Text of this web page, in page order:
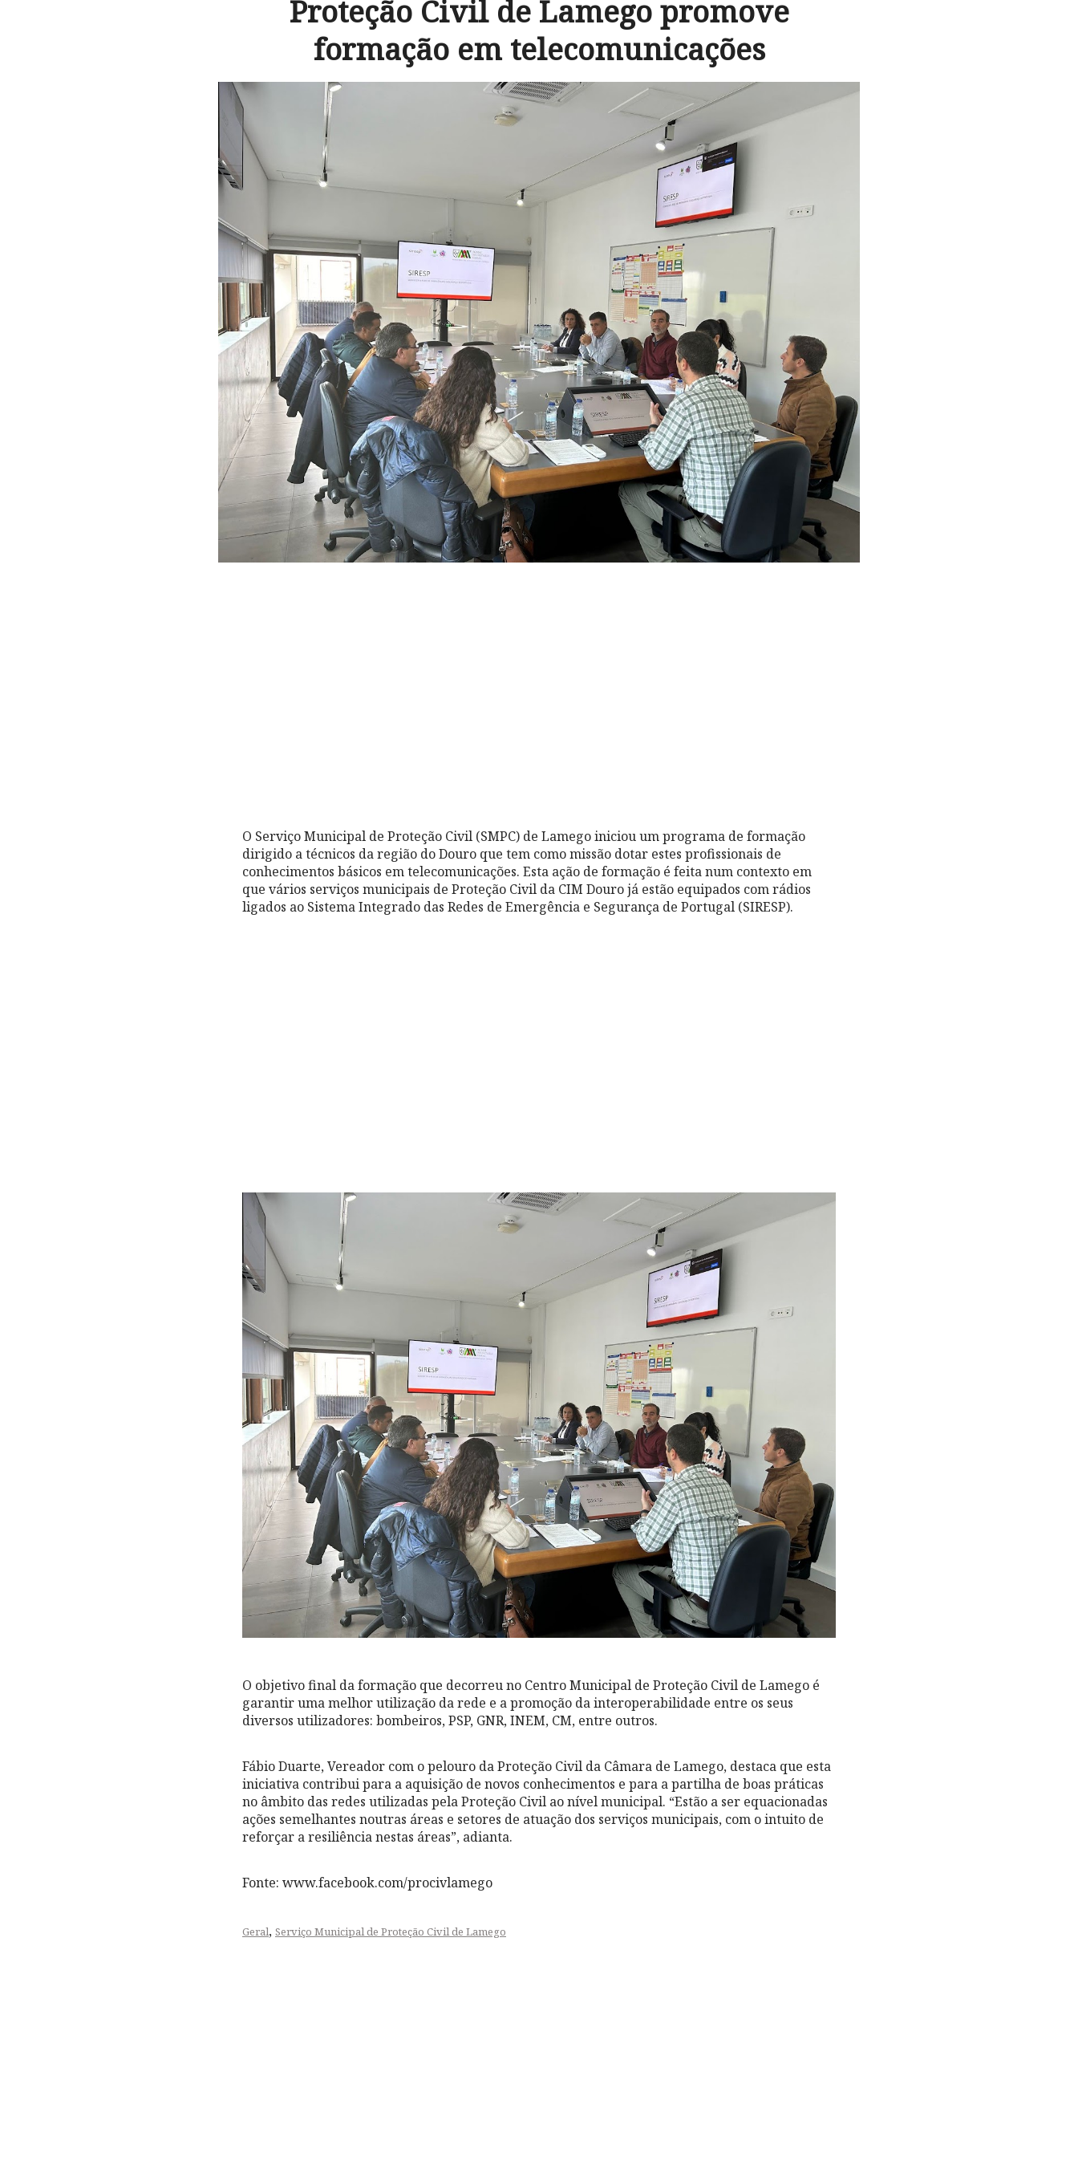
Proteção Civil de Lamego promove
formação em telecomunicações
O Serviço Municipal de Proteção Civil (SMPC) de Lamego iniciou um programa de formação
dirigido a técnicos da região do Douro que tem como missão dotar estes profissionais de
conhecimentos básicos em telecomunicações. Esta ação de formação é feita num contexto em
que vários serviços municipais de Proteção Civil da CIM Douro já estão equipados com rádios
ligados ao Sistema Integrado das Redes de Emergência e Segurança de Portugal (SIRESP).
O objetivo final da formação que decorreu no Centro Municipal de Proteção Civil de Lamego é
garantir uma melhor utilização da rede e a promoção da interoperabilidade entre os seus
diversos utilizadores: bombeiros, PSP, GNR, INEM, CM, entre outros.
Fábio Duarte, Vereador com o pelouro da Proteção Civil da Câmara de Lamego, destaca que esta
iniciativa contribui para a aquisição de novos conhecimentos e para a partilha de boas práticas
no âmbito das redes utilizadas pela Proteção Civil ao nível municipal. “Estão a ser equacionadas
ações semelhantes noutras áreas e setores de atuação dos serviços municipais, com o intuito de
reforçar a resiliência nestas áreas”, adianta.
Fonte: www.facebook.com/procivlamego
Geral, Serviço Municipal de Proteção Civil de Lamego